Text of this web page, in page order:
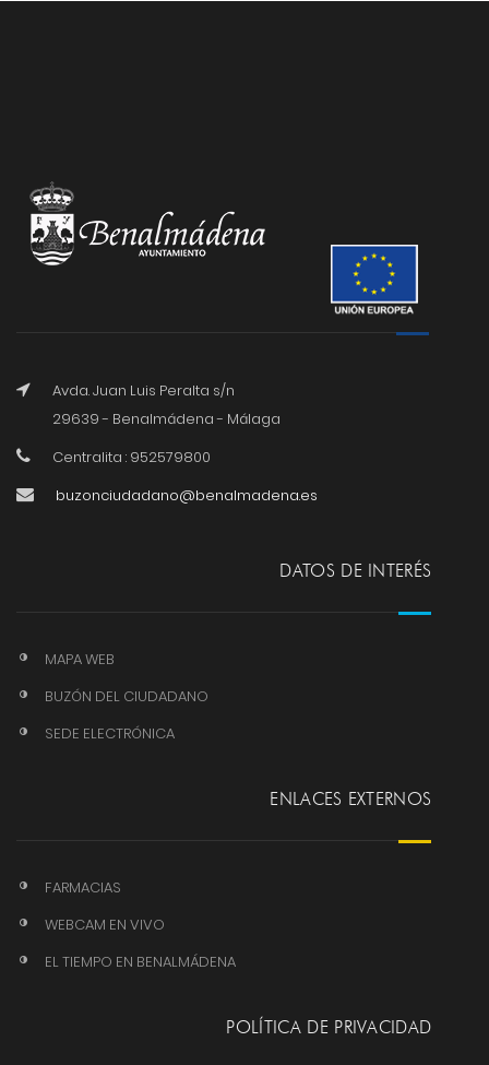
Avda. Juan Luis Peralta s/n
29639 - Benalmádena - Málaga
Centralita : 952579800
buzonciudadano@benalmadena.es
DATOS DE INTERÉS
MAPA WEB
BUZÓN DEL CIUDADANO
SEDE ELECTRÓNICA
ENLACES EXTERNOS
FARMACIAS
WEBCAM EN VIVO
EL TIEMPO EN BENALMÁDENA
POLÍTICA DE PRIVACIDAD